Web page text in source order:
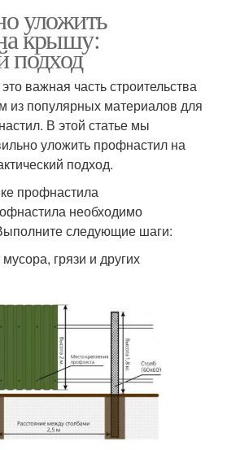
уложить
крышу:
подход
важная часть строительства
из популярных материалов для
В этой статье мы
уложить профнастил на
подход.
профнастила
необходимо
следующие шаги:
грязи и других